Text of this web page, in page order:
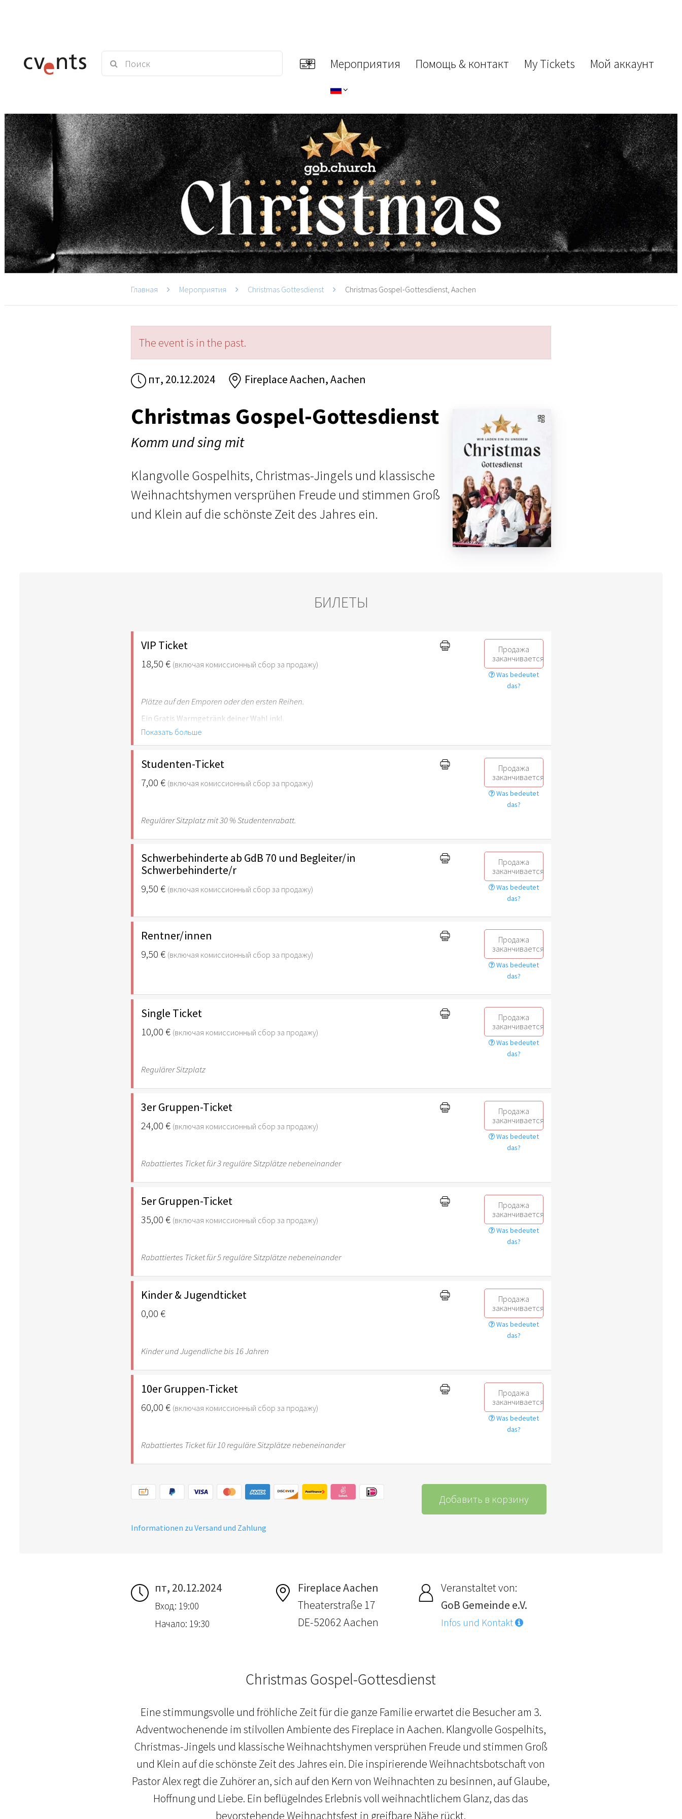
Мероприятия Помощь & контакт My Tickets Мой аккаунт
Главная Мероприятия Christmas Gottesdienst Christmas Gospel-Gottesdienst, Aachen
The event is in the past.
пт, 20.12.2024 Fireplace Aachen, Aachen
Christmas Gospel-Gottesdienst
Komm und sing mit
Klangvolle Gospelhits, Christmas-Jingels und klassische
Weihnachtshymen versprühen Freude und stimmen Groß
und Klein auf die schönste Zeit des Jahres ein.
БИЛЕТЫ
VIP Ticket
18,50 € (включая комиссионный сбор за продажу)
Продажа
заканчивается
Was bedeutet
das?
Plätze auf den Emporen oder den ersten Reihen.
Ein Gratis Warmgetränk deiner Wahl inkl.
Показать больше
Studenten-Ticket
7,00 € (включая комиссионный сбор за продажу)
Продажа
заканчивается
Was bedeutet
das?
Regulärer Sitzplatz mit 30 % Studentenrabatt.
Schwerbehinderte ab GdB 70 und Begleiter/in
Schwerbehinderte/r
9,50 € (включая комиссионный сбор за продажу)
Продажа
заканчивается
Was bedeutet
das?
Rentner/innen
9,50 € (включая комиссионный сбор за продажу)
Продажа
заканчивается
Was bedeutet
das?
Single Ticket
10,00 € (включая комиссионный сбор за продажу)
Продажа
заканчивается
Was bedeutet
das?
Regulärer Sitzplatz
3er Gruppen-Ticket
24,00 € (включая комиссионный сбор за продажу)
Продажа
заканчивается
Was bedeutet
das?
Rabattiertes Ticket für 3 reguläre Sitzplätze nebeneinander
5er Gruppen-Ticket
35,00 € (включая комиссионный сбор за продажу)
Продажа
заканчивается
Was bedeutet
das?
Rabattiertes Ticket für 5 reguläre Sitzplätze nebeneinander
Kinder & Jugendticket
0,00 €
Продажа
заканчивается
Was bedeutet
das?
Kinder und Jugendliche bis 16 Jahren
10er Gruppen-Ticket
60,00 € (включая комиссионный сбор за продажу)
Продажа
заканчивается
Was bedeutet
das?
Rabattiertes Ticket für 10 reguläre Sitzplätze nebeneinander
Добавить в корзину
Informationen zu Versand und Zahlung
пт, 20.12.2024
Вход: 19:00
Начало: 19:30
Fireplace Aachen
Theaterstraße 17
DE-52062 Aachen
Veranstaltet von:
GoB Gemeinde e.V.
Infos und Kontakt
Christmas Gospel-Gottesdienst
Eine stimmungsvolle und fröhliche Zeit für die ganze Familie erwartet die Besucher am 3.
Adventwochenende im stilvollen Ambiente des Fireplace in Aachen. Klangvolle Gospelhits,
Christmas-Jingels und klassische Weihnachtshymen versprühen Freude und stimmen Groß
und Klein auf die schönste Zeit des Jahres ein. Die inspirierende Weihnachtsbotschaft von
Pastor Alex regt die Zuhörer an, sich auf den Kern von Weihnachten zu besinnen, auf Glaube,
Hoffnung und Liebe. Ein beflügelndes Erlebnis voll weihnachtlichem Glanz, das das
bevorstehende Weihnachtsfest in greifbare Nähe rückt.